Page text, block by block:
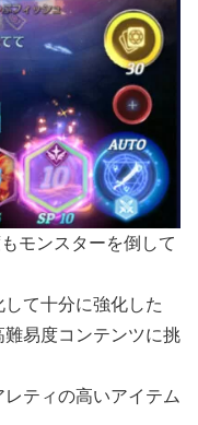
モンスターを倒して
して十分に強化した
易度コンテンツに挑
ティの高いアイテム